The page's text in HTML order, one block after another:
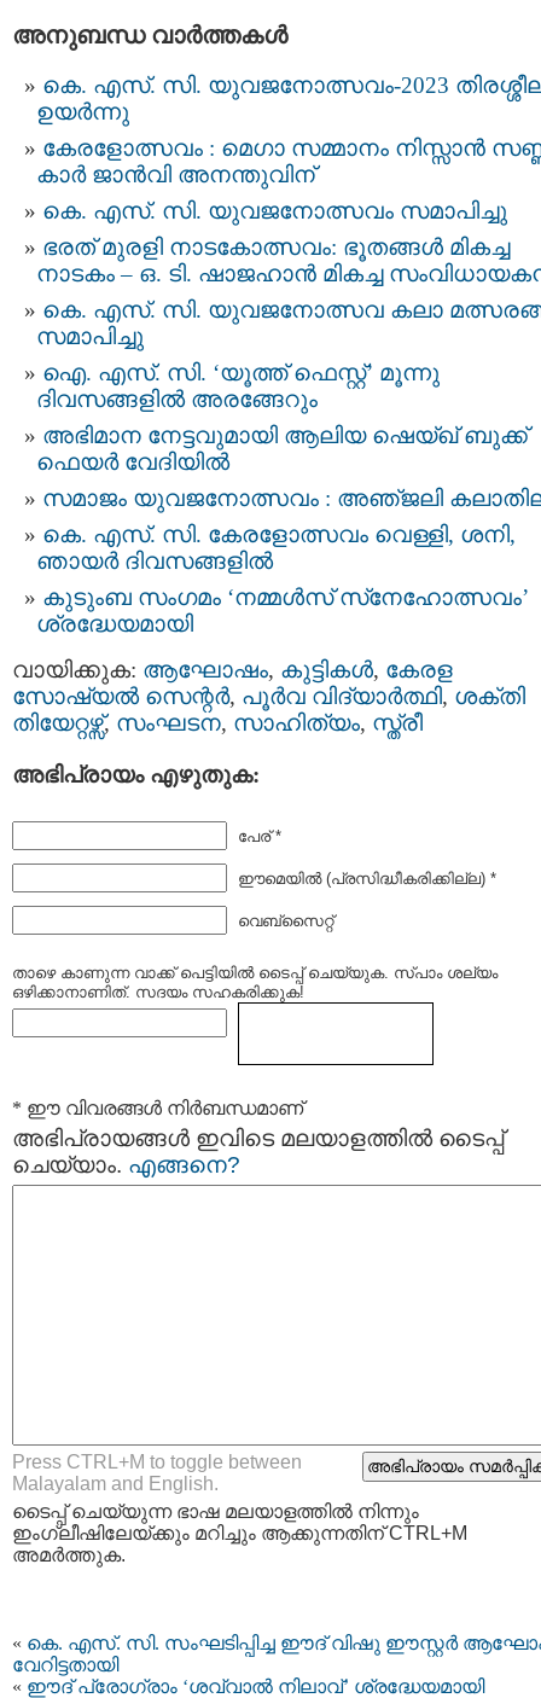
അനുബന്ധ വാര്‍ത്തകള്‍
കെ. എസ്. സി. യുവജനോത്സവം-2023
ഉയർന്നു
കേരളോത്സവം : മെഗാ സമ്മാനം നിസ്സാൻ
കാർ ജാൻവി അനന്തുവിന്
കെ. എസ്. സി. യുവജനോത്സവം സമാപിച്ചു
ഭരത് മുരളി നാടകോത്സവം: ഭൂതങ്ങൾ മികച്ച
നാടകം – ഒ. ടി. ഷാജഹാൻ മികച്ച
കെ. എസ്. സി. യുവജനോത്സവ കലാ
സമാപിച്ചു
ഐ. എസ്. സി. ‘യൂത്ത് ഫെസ്റ്റ്’ മൂന്നു
ദിവസങ്ങളിൽ അരങ്ങേറും
അഭിമാന നേട്ടവുമായി ആലിയ ഷെയ്ഖ് ബുക്ക്
ഫെയർ വേദിയിൽ
സമാജം യുവജനോത്സവം : അഞ്‌ജലി
കെ. എസ്. സി. കേരളോത്സവം വെള്ളി, ശനി,
ഞായർ ദിവസങ്ങളിൽ
കുടുംബ സംഗമം ‘നമ്മൾസ് സ്‌നേഹോത്സവം’
ശ്രദ്ധേയമായി
വായിക്കുക: ആഘോഷം, കുട്ടികള്‍, കേരള
സോഷ്യല്‍ സെന്റര്‍, പൂര്‍വ വിദ്യാര്‍ത്ഥി, ശക്തി
തിയേറ്റഴ്സ്, സംഘടന, സാഹിത്യം, സ്ത്രീ
അഭിപ്രായം എഴുതുക:
പേര് *
ഈമെയില്‍ (പ്രസിദ്ധീകരിക്കില്ല) *
വെബ്സൈറ്റ്
താഴെ കാണുന്ന വാക്ക് പെട്ടിയില്‍ ടൈപ്പ്‌ ചെയ്യുക. സ്പാം ശല്യം
ഒഴിക്കാനാണിത്. സദയം സഹകരിക്കുക!
* ഈ വിവരങ്ങള്‍ നിര്‍ബന്ധമാണ്
അഭിപ്രായങ്ങള്‍ ഇവിടെ മലയാളത്തില്‍ ടൈപ്പ്
ചെയ്യാം. എങ്ങനെ?
Press CTRL+M to toggle between
Malayalam and English.
ടൈപ്പ്‌ ചെയ്യുന്ന ഭാഷ മലയാളത്തില്‍ നിന്നും
ഇംഗ്ലീഷിലേയ്ക്കും മറിച്ചും ആക്കുന്നതിന് CTRL+M
അമര്‍ത്തുക.
« കെ. എസ്. സി. സംഘടിപ്പിച്ച ഈദ് വിഷു ഈസ്റ്റർ
വേറിട്ടതായി
« ഈദ് പ്രോഗ്രാം ‘ശവ്വാൽ നിലാവ്’ ശ്രദ്ധേയമായി